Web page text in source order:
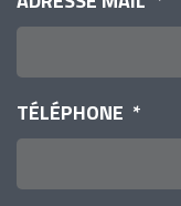
TÉLÉPHONE *